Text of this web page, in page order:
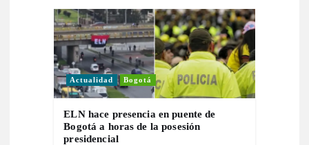
Actualidad Bogotá
ELN hace presencia en puente de
Bogotá a horas de la posesión
presidencial